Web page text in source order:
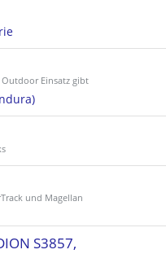
Einsatz gibt
und Magellan
S3857,